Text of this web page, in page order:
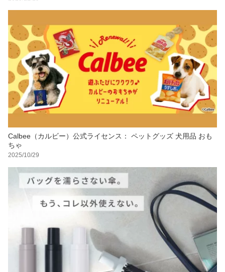
Calbee（カルビー）公式ライセンス： ペットグッズ 犬用品 おも
ちゃ
2025/10/29